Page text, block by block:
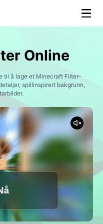
▼
Online
til å lage et Minecraft Filter-
spillinspirert bakgrunn,